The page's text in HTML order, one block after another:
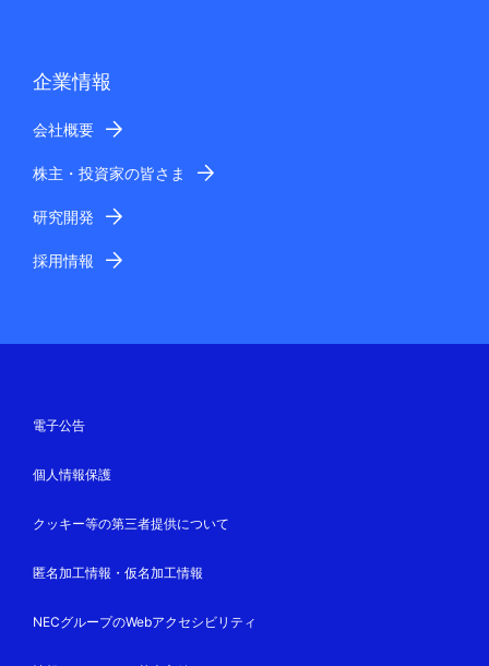
企業情報
会社概要
株主・投資家の皆さま
研究開発
採用情報
電子公告
個人情報保護
クッキー等の第三者提供について
匿名加工情報・仮名加工情報
NECグループのWebアクセシビリティ